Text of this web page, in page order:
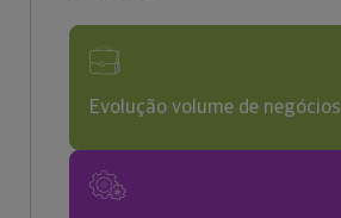
Evolução volume de negócios